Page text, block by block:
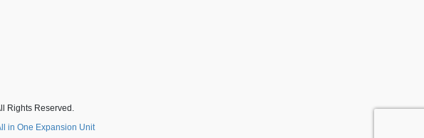
Rights Reserved.
in One Expansion Unit